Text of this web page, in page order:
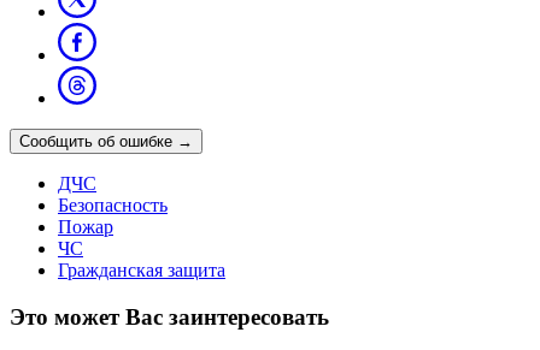
Сообщить об ошибке →
ДЧС
Безопасность
Пожар
ЧС
Гражданская защита
Это может Вас заинтересовать